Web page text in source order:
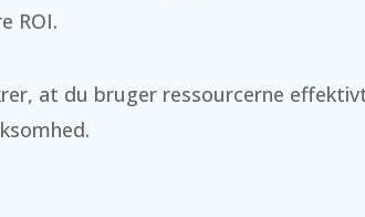
ROI.
at du bruger ressourcerne